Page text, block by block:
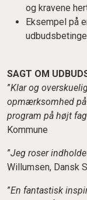
og kravene
Eksempel på
SAGT OM
”Klar og
opmærksomhed
program på højt
Kommune
”Jeg roser
Willumsen, Dansk
”En fantastisk